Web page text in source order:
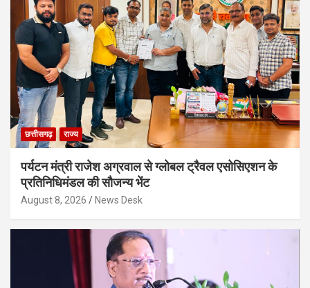
छत्तीसगढ़ राज्य
पर्यटन मंत्री राजेश अग्रवाल से ग्लोबल ट्रैवल एसोसिएशन के
प्रतिनिधिमंडल की सौजन्य भेंट
August 8, 2026 News Desk